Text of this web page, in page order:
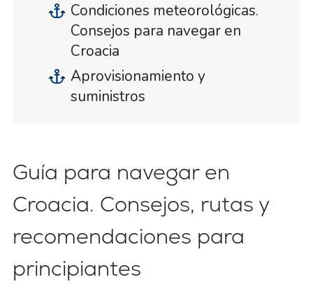
Condiciones meteorológicas.
Consejos para navegar en
Croacia
Aprovisionamiento y
suministros
Guía para navegar en
Croacia. Consejos, rutas y
recomendaciones para
principiantes